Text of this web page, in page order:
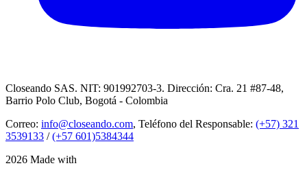
Closeando SAS. NIT: 901992703-3. Dirección: Cra. 21 #87-48,
Barrio Polo Club, Bogotá - Colombia
Correo: info@closeando.com, Teléfono del Responsable: (+57) 321
3539133 /(+57 601)5384344
2026 Made with